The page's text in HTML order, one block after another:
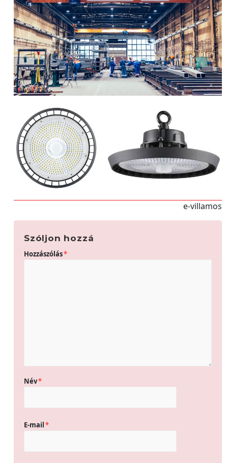
e-villamos
Szóljon hozzá
Hozzászólás*
Név*
E-mail*